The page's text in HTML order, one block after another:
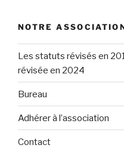
NOTRE
Les statuts révisés en
révisée en 2024
Bureau
Adhérer à l’association
Contact